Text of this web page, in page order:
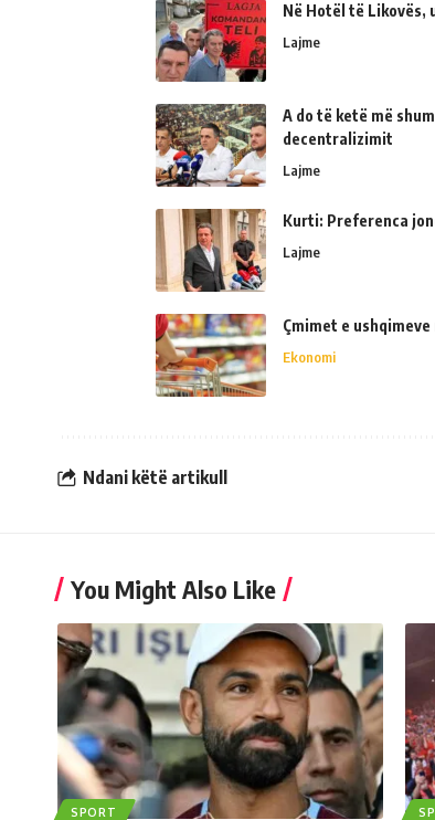
Në Hotël të Likovës,
Lajme
A do të ketë më
decentralizimit
Lajme
Kurti: Preferenca
Lajme
Çmimet e
Ekonomi
Ndani këtë artikull
You Might Also Like
SPORT